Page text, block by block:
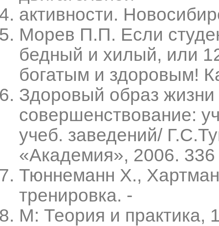
активности.
Морев П.П. Если
бедный и хилый, или
богатым и здоровым!
Здоровый образ
совершенствование:
учеб. заведений/
«Академия», 2006. 336
Тюннеманн X.,
тренировка. -
М: Теория и практика,